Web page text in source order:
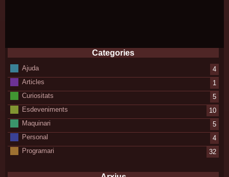
Categories
Ajuda
4
Articles
1
Curiositats
5
Esdeveniments
10
Maquinari
5
Personal
4
Programari
32